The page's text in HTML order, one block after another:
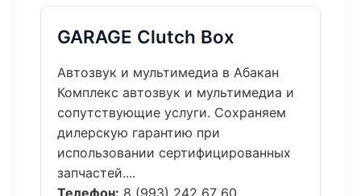
GARAGE Clutch Box
Автозвук и мультимедиа в Абакан
Комплекс автозвук и мультимедиа и
сопутствующие услуги. Сохраняем
дилерскую гарантию при
использовании сертифицированных
запчастей....
Телефон: 8 (993) 242 67 60